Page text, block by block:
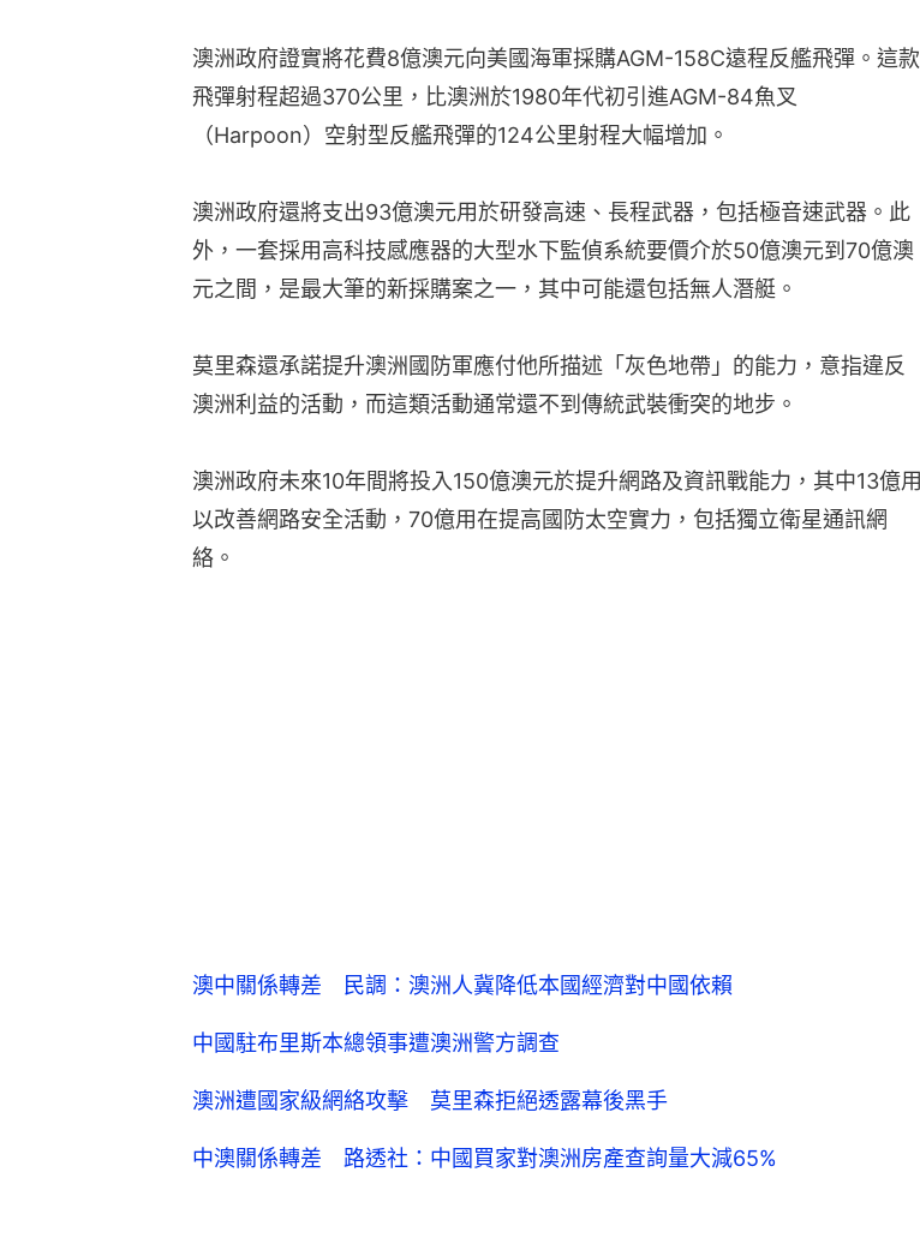
澳洲政府證實將花費8億澳元向美國海軍採購AGM-158C遠程反艦飛彈。這款
飛彈射程超過370公里，比澳洲於1980年代初引進AGM-84魚叉
（Harpoon）空射型反艦飛彈的124公里射程大幅增加。
澳洲政府還將支出93億澳元用於研發高速、長程武器，包括極音速武器。此
外，一套採用高科技感應器的大型水下監偵系統要價介於50億澳元到70億澳
元之間，是最大筆的新採購案之一，其中可能還包括無人潛艇。
莫里森還承諾提升澳洲國防軍應付他所描述「灰色地帶」的能力，意指違反
澳洲利益的活動，而這類活動通常還不到傳統武裝衝突的地步。
澳洲政府未來10年間將投入150億澳元於提升網路及資訊戰能力，其中13億用
以改善網路安全活動，70億用在提高國防太空實力，包括獨立衛星通訊網
絡。
澳中關係轉差 民調：澳洲人冀降低本國經濟對中國依賴
中國駐布里斯本總領事遭澳洲警方調查
澳洲遭國家級網絡攻擊 莫里森拒絕透露幕後黑手
中澳關係轉差 路透社：中國買家對澳洲房產查詢量大減65%